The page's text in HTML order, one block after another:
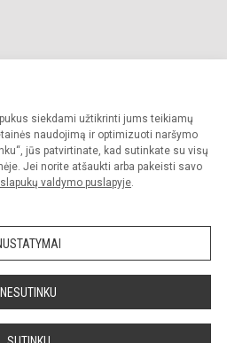
siekdami užtikrinti jums teikiamų
naudojimą ir optimizuoti naršymo
jūs patvirtinate, kad sutinkate su visų
Jei norite atšaukti arba pakeisti savo
slapukų valdymo puslapyje.
NESUTINKU
progimnazija. Visos teisės saugomos.
sutikimo griežtai draudžiama.
Slapukų valdymas